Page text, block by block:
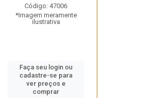
Código: 47006
*Imagem meramente
ilustrativa
Faça seu login ou
cadastre-se para
ver preços e
comprar